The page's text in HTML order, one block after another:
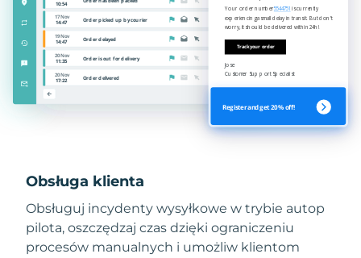
Obsługa klienta
Obsługuj incydenty wysyłkowe w trybie autop
pilota, oszczędzaj czas dzięki ograniczeniu
procesów manualnych i umożliw klientom